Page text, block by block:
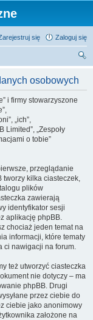
Zaloguj się
się
osobowych
i firmy stowarzyszone
„ich”,
Limited”, „Zespoły
o tobie”
przeglądanie
tworzy kilka ciasteczek,
plików
zawierają
identyfikator sesji
aplikację phpBB.
chociaż jeden temat na
informacji, które tematy
ci nawigacji na forum.
też utworzyć ciasteczka
nie dotyczy – ma
phpBB. Drugi
przez ciebie do
ciebie jako anonimowy
założone na